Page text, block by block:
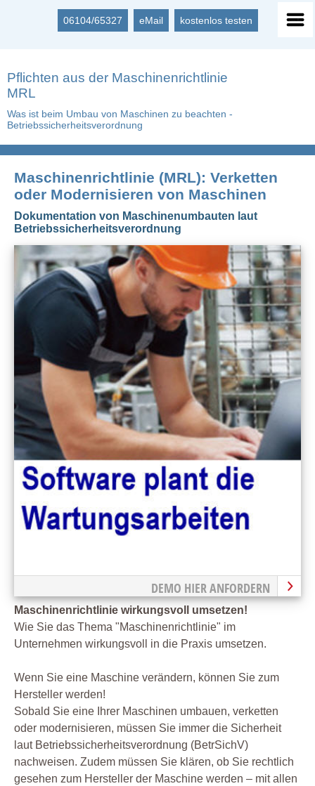
06104/65327 eMail kostenlos testen
Pflichten aus der Maschinenrichtlinie
MRL
Was ist beim Umbau von Maschinen zu beachten -
Betriebssicherheitsverordnung
Maschinenrichtlinie (MRL): Verketten
oder Modernisieren von Maschinen
Dokumentation von Maschinenumbauten laut
Betriebssicherheitsverordnung
DEMO HIER ANFORDERN
Maschinenrichtlinie wirkungsvoll umsetzen!
Wie Sie das Thema "Maschinenrichtlinie" im
Unternehmen wirkungsvoll in die Praxis umsetzen.
Wenn Sie eine Maschine verändern, können Sie zum
Hersteller werden!
Sobald Sie eine Ihrer Maschinen umbauen, verketten
oder modernisieren, müssen Sie immer die Sicherheit
laut Betriebssicherheitsverordnung (BetrSichV)
nachweisen. Zudem müssen Sie klären, ob Sie rechtlich
gesehen zum Hersteller der Maschine werden – mit allen